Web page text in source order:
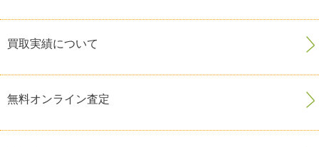
買取実績について
無料オンライン査定